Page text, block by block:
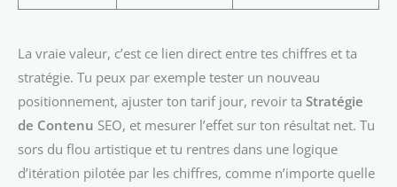
La vraie valeur, c’est ce lien direct entre tes chiffres et ta
stratégie. Tu peux par exemple tester un nouveau
positionnement, ajuster ton tarif jour, revoir ta Stratégie
de Contenu SEO, et mesurer l’effet sur ton résultat net. Tu
sors du flou artistique et tu rentres dans une logique
d’itération pilotée par les chiffres, comme n’importe quelle